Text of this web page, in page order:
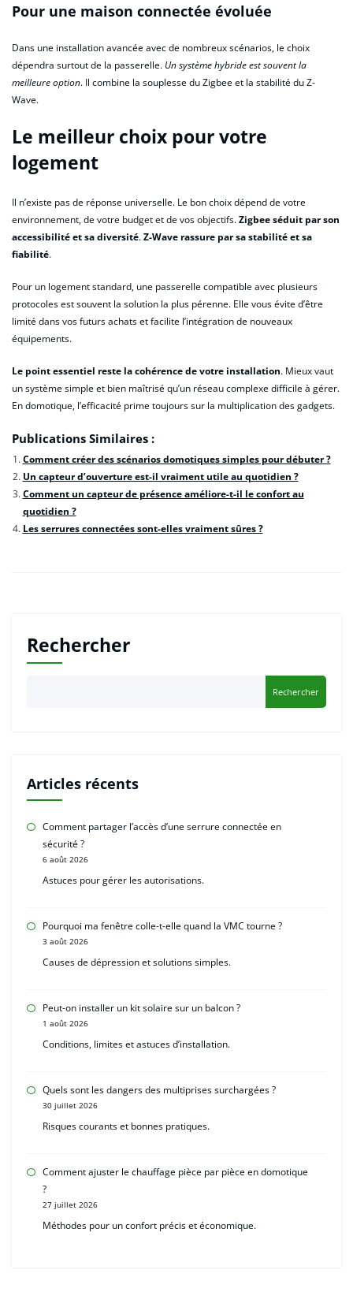
Pour une maison connectée évoluée
Dans une installation avancée avec de nombreux scénarios, le choix
dépendra surtout de la passerelle. Un système hybride est souvent la
meilleure option. Il combine la souplesse du Zigbee et la stabilité du Z-
Wave.
Le meilleur choix pour votre
logement
Il n’existe pas de réponse universelle. Le bon choix dépend de votre
environnement, de votre budget et de vos objectifs.Zigbee séduit par son
accessibilité et sa diversité.Z-Wave rassure par sa stabilité et sa
fiabilité.
Pour un logement standard, une passerelle compatible avec plusieurs
protocoles est souvent la solution la plus pérenne. Elle vous évite d’être
limité dans vos futurs achats et facilite l’intégration de nouveaux
équipements.
Le point essentiel reste la cohérence de votre installation. Mieux vaut
un système simple et bien maîtrisé qu’un réseau complexe difficile à gérer.
En domotique, l’efficacité prime toujours sur la multiplication des gadgets.
Publications Similaires :
Comment créer des scénarios domotiques simples pour débuter ?
Un capteur d’ouverture est-il vraiment utile au quotidien ?
Comment un capteur de présence améliore-t-il le confort au
quotidien ?
Les serrures connectées sont-elles vraiment sûres ?
Rechercher
Rechercher
Articles récents
Comment partager l’accès d’une serrure connectée en
sécurité ?
6 août 2026
Astuces pour gérer les autorisations.
Pourquoi ma fenêtre colle-t-elle quand la VMC tourne ?
3 août 2026
Causes de dépression et solutions simples.
Peut-on installer un kit solaire sur un balcon ?
1 août 2026
Conditions, limites et astuces d’installation.
Quels sont les dangers des multiprises surchargées ?
30 juillet 2026
Risques courants et bonnes pratiques.
Comment ajuster le chauffage pièce par pièce en domotique
?
27 juillet 2026
Méthodes pour un confort précis et économique.